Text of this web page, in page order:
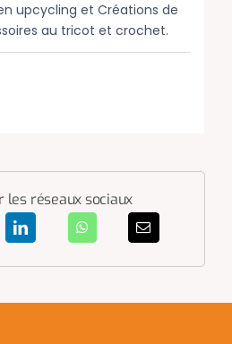
upcycling et Créations de
au tricot et crochet.
les réseaux sociaux